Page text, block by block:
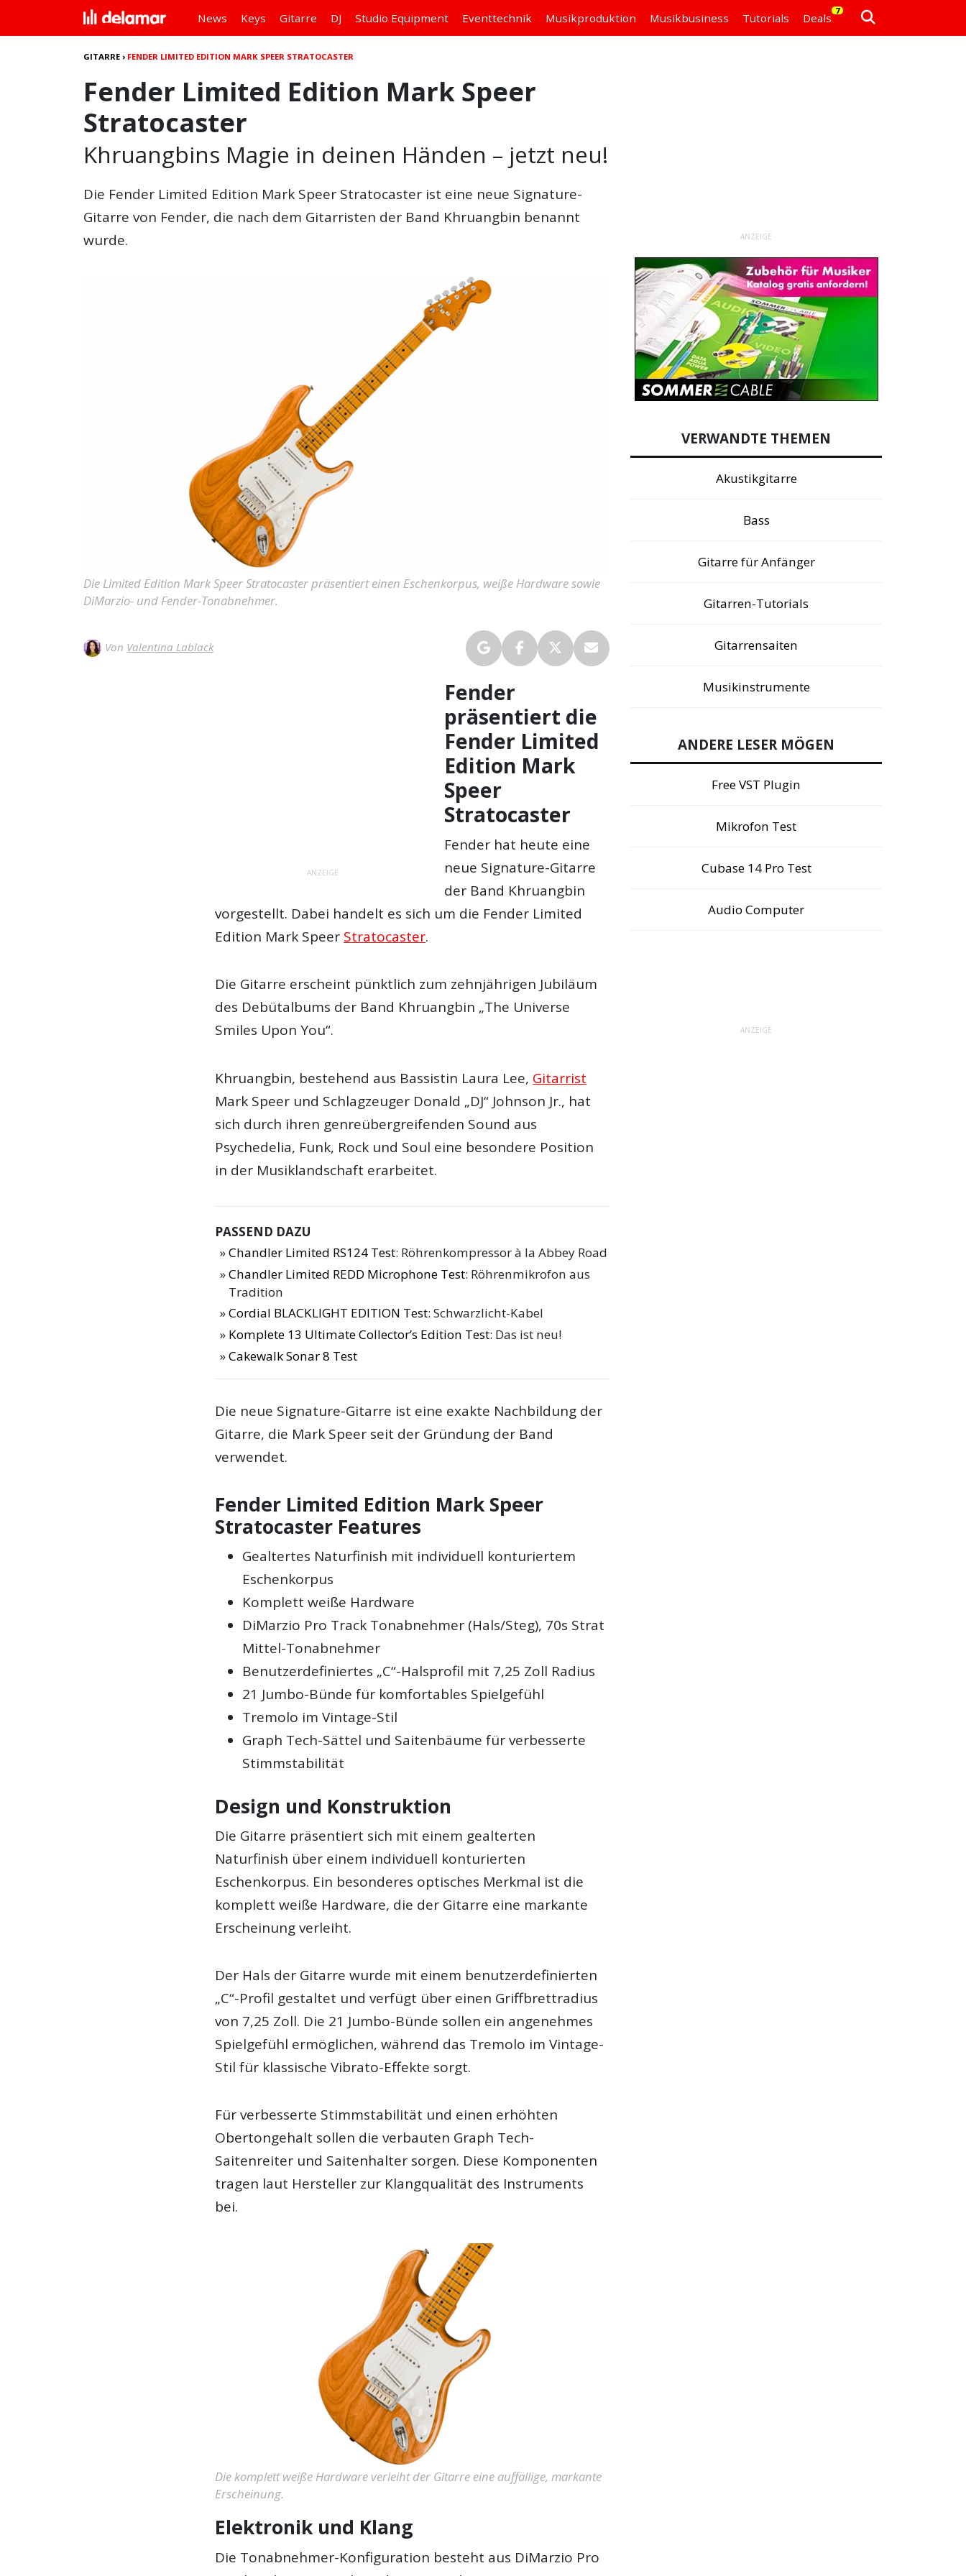
News Keys Gitarre DJ Studio Equipment Eventtechnik Musikproduktion Musikbusiness Tutorials Deals
7
GITARRE › FENDER LIMITED EDITION MARK SPEER STRATOCASTER
Fender Limited Edition Mark Speer
Stratocaster
Khruangbins Magie in deinen Händen – jetzt neu!
Die Fender Limited Edition Mark Speer Stratocaster ist eine neue Signature-
Gitarre von Fender, die nach dem Gitarristen der Band Khruangbin benannt
wurde.
Die Limited Edition Mark Speer Stratocaster präsentiert einen Eschenkorpus, weiße Hardware sowie
DiMarzio- und Fender-Tonabnehmer.
Von Valentina Lablack
ANZEIGE
Fender
präsentiert die
Fender Limited
Edition Mark
Speer
Stratocaster
Fender hat heute eine
neue Signature-Gitarre
der Band Khruangbin
vorgestellt. Dabei handelt es sich um die Fender Limited
Edition Mark Speer Stratocaster.
Die Gitarre erscheint pünktlich zum zehnjährigen Jubiläum
des Debütalbums der Band Khruangbin „The Universe
Smiles Upon You“.
Khruangbin, bestehend aus Bassistin Laura Lee, Gitarrist
Mark Speer und Schlagzeuger Donald „DJ“ Johnson Jr., hat
sich durch ihren genreübergreifenden Sound aus
Psychedelia, Funk, Rock und Soul eine besondere Position
in der Musiklandschaft erarbeitet.
PASSEND DAZU
Chandler Limited RS124 Test: Röhrenkompressor à la Abbey Road
Chandler Limited REDD Microphone Test: Röhrenmikrofon aus
Tradition
Cordial BLACKLIGHT EDITION Test: Schwarzlicht-Kabel
Komplete 13 Ultimate Collector’s Edition Test: Das ist neu!
Cakewalk Sonar 8 Test
Die neue Signature-Gitarre ist eine exakte Nachbildung der
Gitarre, die Mark Speer seit der Gründung der Band
verwendet.
Fender Limited Edition Mark Speer
Stratocaster Features
Gealtertes Naturfinish mit individuell konturiertem
Eschenkorpus
Komplett weiße Hardware
DiMarzio Pro Track Tonabnehmer (Hals/Steg), 70s Strat
Mittel-Tonabnehmer
Benutzerdefiniertes „C“-Halsprofil mit 7,25 Zoll Radius
21 Jumbo-Bünde für komfortables Spielgefühl
Tremolo im Vintage-Stil
Graph Tech-Sättel und Saitenbäume für verbesserte
Stimmstabilität
Design und Konstruktion
Die Gitarre präsentiert sich mit einem gealterten
Naturfinish über einem individuell konturierten
Eschenkorpus. Ein besonderes optisches Merkmal ist die
komplett weiße Hardware, die der Gitarre eine markante
Erscheinung verleiht.
Der Hals der Gitarre wurde mit einem benutzerdefinierten
„C“-Profil gestaltet und verfügt über einen Griffbrettradius
von 7,25 Zoll. Die 21 Jumbo-Bünde sollen ein angenehmes
Spielgefühl ermöglichen, während das Tremolo im Vintage-
Stil für klassische Vibrato-Effekte sorgt.
Für verbesserte Stimmstabilität und einen erhöhten
Obertongehalt sollen die verbauten Graph Tech-
Saitenreiter und Saitenhalter sorgen. Diese Komponenten
tragen laut Hersteller zur Klangqualität des Instruments
bei.
Die komplett weiße Hardware verleiht der Gitarre eine auffällige, markante
Erscheinung.
Elektronik und Klang
Die Tonabnehmer-Konfiguration besteht aus DiMarzio Pro
ANZEIGE
VERWANDTE THEMEN
Akustikgitarre
Bass
Gitarre für Anfänger
Gitarren-Tutorials
Gitarrensaiten
Musikinstrumente
ANDERE LESER MÖGEN
Free VST Plugin
Mikrofon Test
Cubase 14 Pro Test
Audio Computer
ANZEIGE